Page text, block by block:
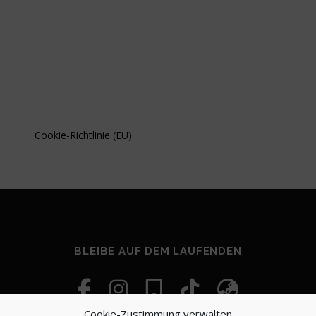
Cookie-Richtlinie (EU)
BLEIBE AUF DEM LAUFENDEN